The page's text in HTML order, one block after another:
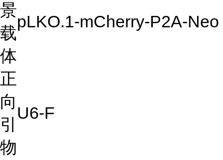
景
载
体
pLKO.1-mCherry-P2A-Neo
正
向
引
物
U6-F